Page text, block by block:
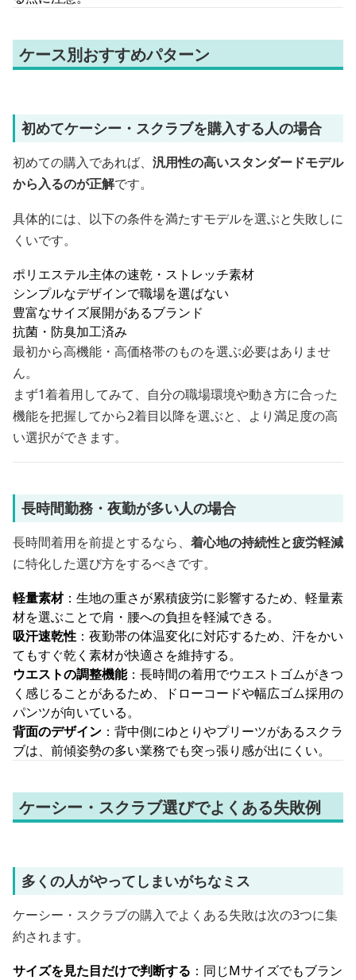
ケース別おすすめパターン
初めてケーシー・スクラブを購入する人の場合
初めての購入であれば、 汎用性の高いスタンダードモデル
から入るのが正解です。
具体的には、以下の条件を満たすモデルを選ぶと失敗しに
くいです。
ポリエステル主体の速乾・ストレッチ素材
シンプルなデザインで職場を選ばない
豊富なサイズ展開があるブランド
抗菌・防臭加工済み
最初から高機能・高価格帯のものを選ぶ必要はありませ
ん。
まず1着着用してみて、自分の職場環境や動き方に合った
機能を把握してから2着目以降を選ぶと、より満足度の高
い選択ができます。
長時間勤務・夜勤が多い人の場合
長時間着用を前提とするなら、 着心地の持続性と疲労軽減
に特化した選び方をするべきです。
軽量素材：生地の重さが累積疲労に影響するため、軽量素
材を選ぶことで肩・腰への負担を軽減できる。
吸汗速乾性 ：夜勤帯の体温変化に対応するため、汗をかい
てもすぐ乾く素材が快適さを維持する。
ウエストの調整機能：長時間の着用でウエストゴムがきつ
く感じることがあるため、ドローコードや幅広ゴム採用の
パンツが向いている。
背面のデザイン ：背中側にゆとりやプリーツがあるスクラ
ブは、前傾姿勢の多い業務でも突っ張り感が出にくい。
ケーシー・スクラブ選びでよくある失敗例
多くの人がやってしまいがちなミス
ケーシー・スクラブの購入でよくある失敗は次の3つに集
約されます。
サイズを見た目だけで判断する ：同じMサイズでもブラン